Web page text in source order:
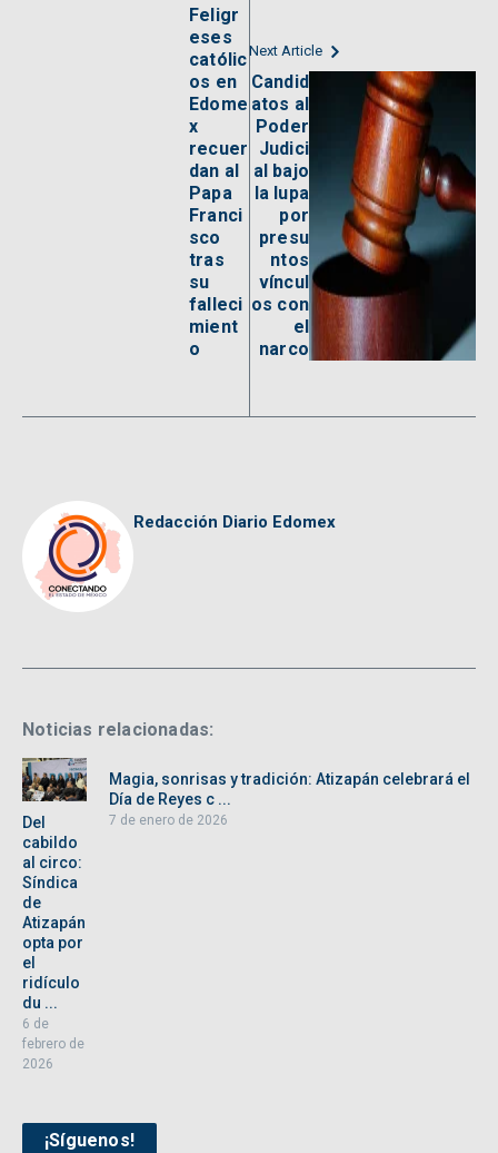
Feligr
eses
católic
os en
Edome
x
recuer
dan al
Papa
Franci
sco
tras
su
falleci
mient
o
Next Article
Candid
atos al
Poder
Judici
al bajo
la lupa
por
presu
ntos
víncul
os con
el
narco
Redacción Diario Edomex
Noticias relacionadas:
Del
cabildo
al circo:
Síndica
de
Atizapán
opta por
el
ridículo
du ...
6 de
febrero de
2026
Magia, sonrisas y tradición: Atizapán celebrará el
Día de Reyes c ...
7 de enero de 2026
¡Síguenos!